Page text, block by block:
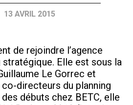
13 AVRIL 2015
de rejoindre l’agence
stratégique. Elle est sous la
Le Gorrec et
co-directeurs du planning
débuts chez BETC, elle